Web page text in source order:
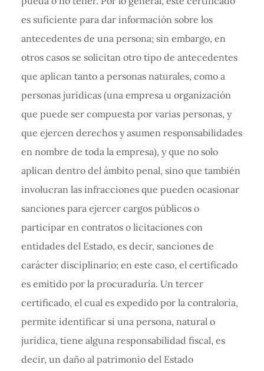
es suficiente para dar información sobre los
antecedentes de una persona; sin embargo, en
otros casos se solicitan otro tipo de antecedentes
que aplican tanto a personas naturales, como a
personas jurídicas (una empresa u organización
que puede ser compuesta por varias personas, y
que ejercen derechos y asumen responsabilidades
en nombre de toda la empresa), y que no solo
aplican dentro del ámbito penal, sino que también
involucran las infracciones que pueden ocasionar
sanciones para ejercer cargos públicos o
participar en contratos o licitaciones con
entidades del Estado, es decir, sanciones de
carácter disciplinario; en este caso, el certificado
es emitido por la procuraduría. Un tercer
certificado, el cual es expedido por la contraloría,
permite identificar si una persona, natural o
jurídica, tiene alguna responsabilidad fiscal, es
decir, un daño al patrimonio del Estado